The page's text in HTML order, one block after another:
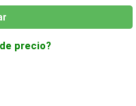
precio?